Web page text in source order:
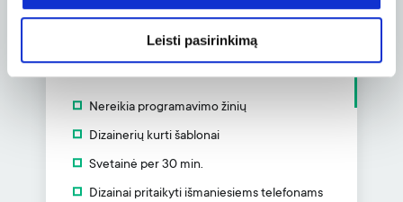
Leisti pasirinkimą
Svetainės kūrimo
įrankis
Nereikia programavimo žinių
Dizainerių kurti šablonai
Svetainė per 30 min.
Dizainai pritaikyti išmaniesiems telefonams